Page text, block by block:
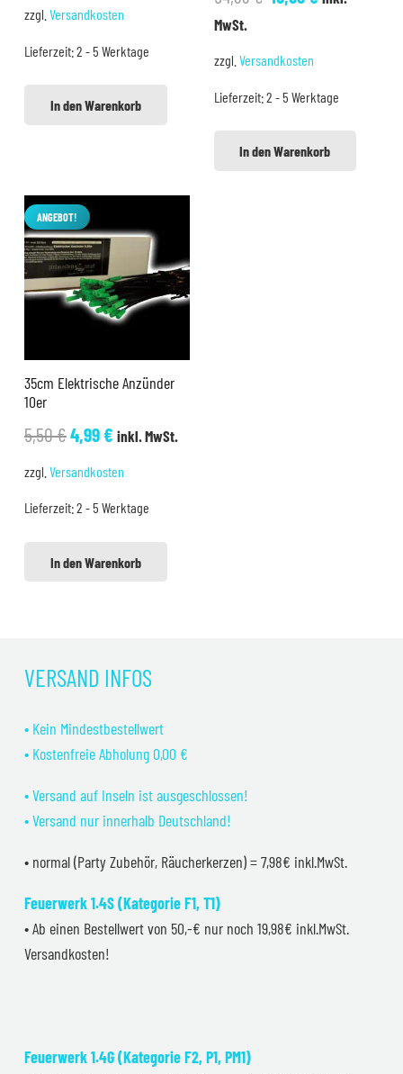
3,99 €2,99 €.
zzgl. Versandkosten
Lieferzeit:2 - 5 Werktage
In den Warenkorb
MwSt.
zzgl. Versandkosten
Lieferzeit:2 - 5 Werktage
In den Warenkorb
ANGEBOT!
35cm Elektrische Anzünder
10er
5,50€Ursprünglicher
5,50 €
4,99€Aktueller
4,99 €.
inkl. MwSt.
zzgl. Versandkosten
Lieferzeit:2 - 5 Werktage
In den Warenkorb
VERSAND INFOS
• Kein Mindestbestellwert
• Kostenfreie Abholung 0,00 €
• Versand auf Inseln ist ausgeschlossen!
• Versand nur innerhalb Deutschland!
• normal (Party Zubehör, Räucherkerzen) = 7,98€ inkl.MwSt.
Feuerwerk 1.4S (Kategorie F1, T1)
• Ab einen Bestellwert von 50,-€ nur noch 19,98€ inkl.MwSt.
Versandkosten!
Feuerwerk 1.4G (Kategorie F2, P1, PM1)